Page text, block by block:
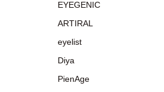
EYEGENIC
ARTIRAL
eyelist
Diya
PienAge